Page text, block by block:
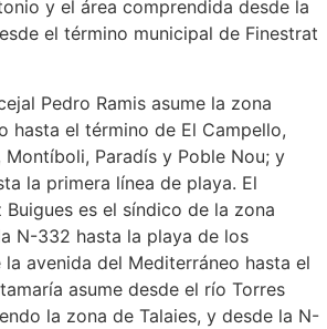
y el área comprendida desde la
el término municipal de Finestrat
Pedro Ramis asume la zona
hasta el término de El Campello,
Montíboli, Paradís y Poble Nou; y
la primera línea de playa. El
es el síndico de la zona
N-332 hasta la playa de los
avenida del Mediterráneo hasta el
asume desde el río Torres
la zona de Talaies, y desde la N-